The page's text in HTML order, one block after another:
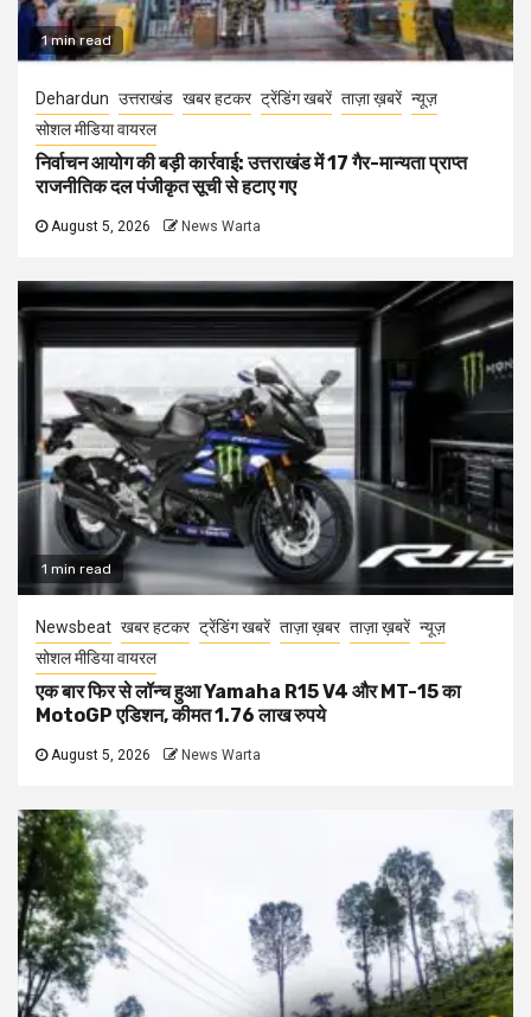
1 min read
Dehardun उत्तराखंड खबर हटकर ट्रेंडिंग खबरें ताज़ा ख़बरें न्यूज़
सोशल मीडिया वायरल
निर्वाचन आयोग की बड़ी कार्रवाई: उत्तराखंड में 17 गैर-मान्यता प्राप्त
राजनीतिक दल पंजीकृत सूची से हटाए गए
August 5, 2026 News Warta
1 min read
Newsbeat खबर हटकर ट्रेंडिंग खबरें ताज़ा ख़बर ताज़ा ख़बरें न्यूज़
सोशल मीडिया वायरल
एक बार फिर से लॉन्च हुआ Yamaha R15 V4 और MT-15 का
MotoGP एडिशन, कीमत 1.76 लाख रुपये
August 5, 2026 News Warta